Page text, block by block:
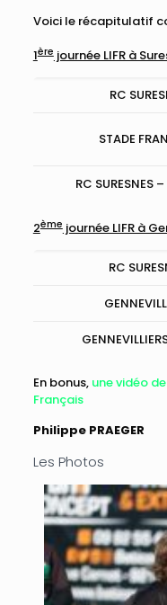
Voici le récapitulatif
1èrejournée LIFR à
RC
STADE
RC SURESNES
2èmejournée LIFR à
RC
En bonus, une vidéo
Français
Philippe PRAEGER
Les Photos